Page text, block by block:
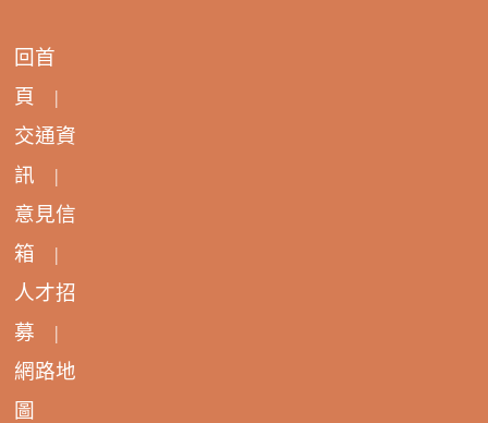
回首
頁 |
交通資
訊 |
意見信
箱 |
人才招
募 |
網路地
圖